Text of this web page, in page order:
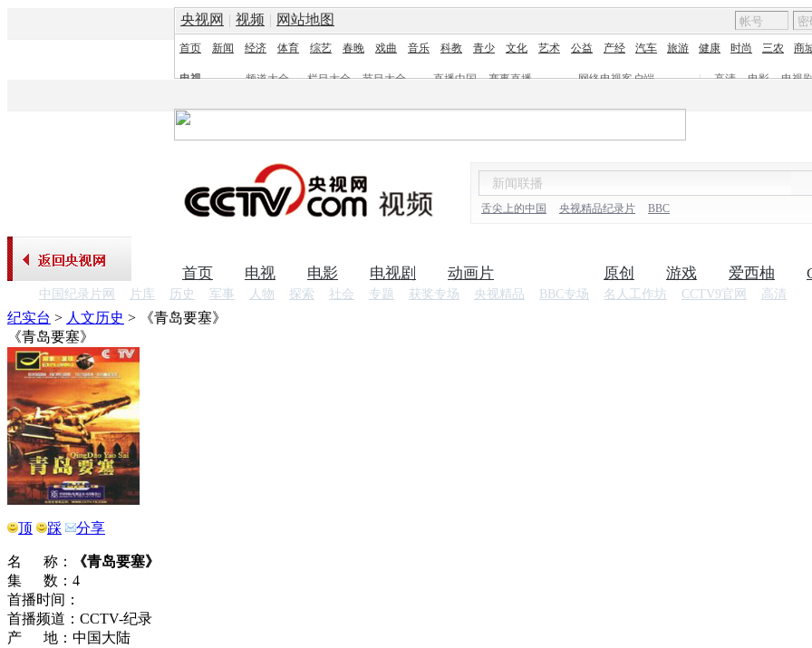
央视网 | 视频 | 网站地图
首页 新闻 经济 体育 综艺 春晚 戏曲 音乐 科教 青少 文化 艺术 公益 产经 汽车 旅游 健康 时尚 三农 商
电视 频道大全 栏目大全 节目大全 直播中国 赛事直播 网络电视客户端 | 高清 电影
电视
舌尖上的中国 央视精品纪录片 BBC
首页 电视 电影 电视剧 动画片
中国纪录片网 片库 历史 军事 人物 探索 社会 专题 获奖专场 央视精品 BBC专场 名人工作坊 CCTV9官网 高清
原创 游戏 爱西柚
纪实台 > 人文历史 >
《青岛要塞》
《青岛要塞》
顶 踩 分享
名 称：
《青岛要塞》
集 数：4
首播时间：
首播频道：CCTV-纪录
产 地：中国大陆